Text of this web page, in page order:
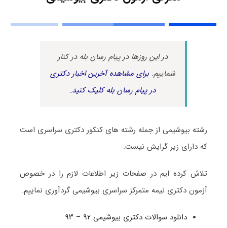
در این روزها در پیام رسان بله در کنار
شماییم.برای مشاهده آخرین اخبار دکتری
در پیام رسان بله کلیک کنید.
رشته بیوشیمی از جمله رشته های کنکور دکتری سراسری است
که دارای زیر گرایش نیست.
تلاش کرده ایم در صفحات زیر اطلاعات لازم را در خصوص
آزمون دکتری نیمه متمرکز سراسری بیوشیمی گردآوری نماییم.
دانلود سوالات دکتری بیوشیمی ۹۲ – ۹۳